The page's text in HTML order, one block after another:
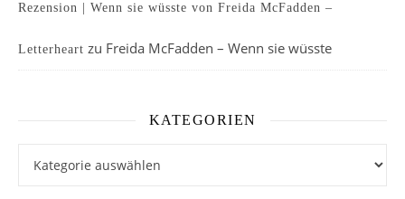
Rezension | Wenn sie wüsste von Freida McFadden –
Letterheart zu Freida McFadden – Wenn sie wüsste
KATEGORIEN